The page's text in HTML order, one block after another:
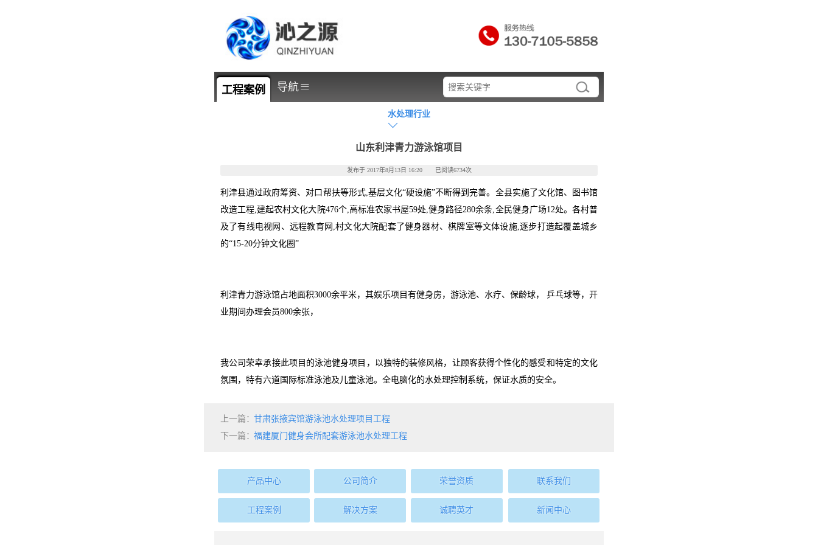
工程案例 导航≡
水处理行业
山东利津青力游泳馆项目
发布于 2017年8月13日 16:20 已阅读6734次
利津县通过政府筹资、对口帮扶等形式,基层文化“硬设施”不断得到完善。全县实施了文化馆、图书馆
改造工程,建起农村文化大院476个,高标准农家书屋59处,健身路径280余条,全民健身广场12处。各村普
及了有线电视网、远程教育网,村文化大院配套了健身器材、棋牌室等文体设施,逐步打造起覆盖城乡
的“15-20分钟文化圈”
利津青力游泳馆占地面积3000余平米，其娱乐项目 有健身房，游泳池、水疗、保龄球， 乒乓球等，开
业期间办理会员800余张，
我公司荣幸承接此项目的泳池健身项目，以独特的装修风格，让顾客获得个性化的感受和特定的文化
氛围，特有六道国际标准泳池及儿童泳池。全电脑化的水处理控制系统，保证水质的安全。
上一篇：甘肃张掖宾馆游泳池水处理项目工程
下一篇：福建厦门健身会所配套游泳池水处理工程
产品中心 公司简介 荣誉资质 联系我们
工程案例 解决方案 诚聘英才 新闻中心